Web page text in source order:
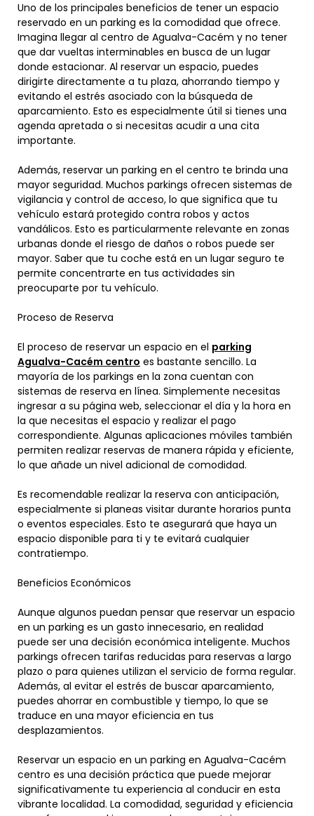
Uno de los principales beneficios de tener un espacio
reservado en un parking es la comodidad que ofrece.
Imagina llegar al centro de Agualva-Cacém y no tener
que dar vueltas interminables en busca de un lugar
donde estacionar. Al reservar un espacio, puedes
dirigirte directamente a tu plaza, ahorrando tiempo y
evitando el estrés asociado con la búsqueda de
aparcamiento. Esto es especialmente útil si tienes una
agenda apretada o si necesitas acudir a una cita
importante.
Además, reservar un parking en el centro te brinda una
mayor seguridad. Muchos parkings ofrecen sistemas de
vigilancia y control de acceso, lo que significa que tu
vehículo estará protegido contra robos y actos
vandálicos. Esto es particularmente relevante en zonas
urbanas donde el riesgo de daños o robos puede ser
mayor. Saber que tu coche está en un lugar seguro te
permite concentrarte en tus actividades sin
preocuparte por tu vehículo.
Proceso de Reserva
El proceso de reservar un espacio en el parking
Agualva-Cacém centro es bastante sencillo. La
mayoría de los parkings en la zona cuentan con
sistemas de reserva en línea. Simplemente necesitas
ingresar a su página web, seleccionar el día y la hora en
la que necesitas el espacio y realizar el pago
correspondiente. Algunas aplicaciones móviles también
permiten realizar reservas de manera rápida y eficiente,
lo que añade un nivel adicional de comodidad.
Es recomendable realizar la reserva con anticipación,
especialmente si planeas visitar durante horarios punta
o eventos especiales. Esto te asegurará que haya un
espacio disponible para ti y te evitará cualquier
contratiempo.
Beneficios Económicos
Aunque algunos puedan pensar que reservar un espacio
en un parking es un gasto innecesario, en realidad
puede ser una decisión económica inteligente. Muchos
parkings ofrecen tarifas reducidas para reservas a largo
plazo o para quienes utilizan el servicio de forma regular.
Además, al evitar el estrés de buscar aparcamiento,
puedes ahorrar en combustible y tiempo, lo que se
traduce en una mayor eficiencia en tus
desplazamientos.
Reservar un espacio en un parking en Agualva-Cacém
centro es una decisión práctica que puede mejorar
significativamente tu experiencia al conducir en esta
vibrante localidad. La comodidad, seguridad y eficiencia